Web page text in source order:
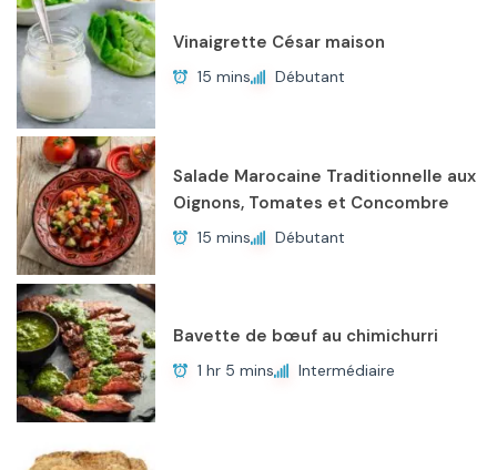
Vinaigrette César maison
15 mins Débutant
Salade Marocaine Traditionnelle aux
Oignons, Tomates et Concombre
15 mins Débutant
Bavette de bœuf au chimichurri
1 hr 5 mins Intermédiaire